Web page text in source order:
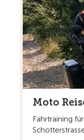
Moto
Fahrtraining